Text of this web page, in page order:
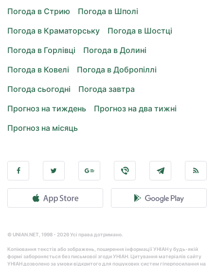
Погода в Стрию
Погода в Шполі
Погода в Краматорську
Погода в Шостці
Погода в Горлівці
Погода в Долині
Погода в Ковелі
Погода в Добропіллі
Погода сьогодні
Погода завтра
Прогноз на тиждень
Прогноз на два тижні
Прогноз на місяць
© UNIAN.NET, 1998 - 2026 Усі права дотримано.
Копіювання текстів або зображень, поширення інформації УНІАН у будь-якій
формі забороняється без письмової згоди УНІАН. Цитування матеріалів сайту
УНІАН дозволено за умови відкритого для пошукових систем гіперпосилання на